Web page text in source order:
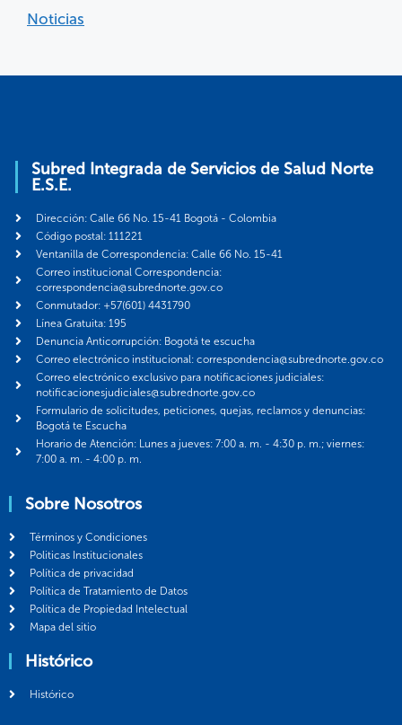
Noticias
Subred Integrada de Servicios de Salud Norte
E.S.E.
Dirección: Calle 66 No. 15-41 Bogotá - Colombia
Código postal: 111221
Ventanilla de Correspondencia: Calle 66 No. 15-41
Correo institucional Correspondencia:
correspondencia@subrednorte.gov.co
Conmutador: +57(601) 4431790
Línea Gratuita: 195
Denuncia Anticorrupción: Bogotá te escucha
Correo electrónico institucional: correspondencia@subrednorte.gov.co
Correo electrónico exclusivo para notificaciones judiciales:
notificacionesjudiciales@subrednorte.gov.co
Formulario de solicitudes, peticiones, quejas, reclamos y denuncias:
Bogotá te Escucha
Horario de Atención: Lunes a jueves: 7:00 a. m. - 4:30 p. m.; viernes:
7:00 a. m. - 4:00 p. m.
Sobre Nosotros
Términos y Condiciones
Politicas Institucionales
Política de privacidad
Política de Tratamiento de Datos
Política de Propiedad Intelectual
Mapa del sitio
Histórico
Histórico